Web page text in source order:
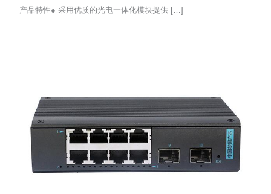
产品特性● 采用优质的光电一体化模块提供 […]